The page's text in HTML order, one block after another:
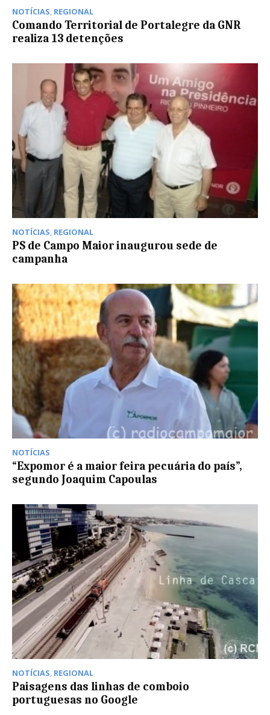
NOTÍCIAS, REGIONAL
Comando Territorial de Portalegre da GNR
realiza 13 detenções
NOTÍCIAS, REGIONAL
PS de Campo Maior inaugurou sede de
campanha
NOTÍCIAS
“Expomor é a maior feira pecuária do país”,
segundo Joaquim Capoulas
NOTÍCIAS, REGIONAL
Paisagens das linhas de comboio
portuguesas no Google